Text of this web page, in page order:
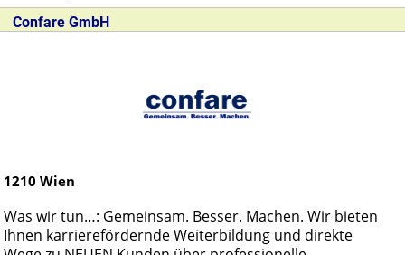
Confare GmbH
1210 Wien
Was wir tun…: Gemeinsam. Besser. Machen. Wir bieten
Ihnen karrierefördernde Weiterbildung und direkte